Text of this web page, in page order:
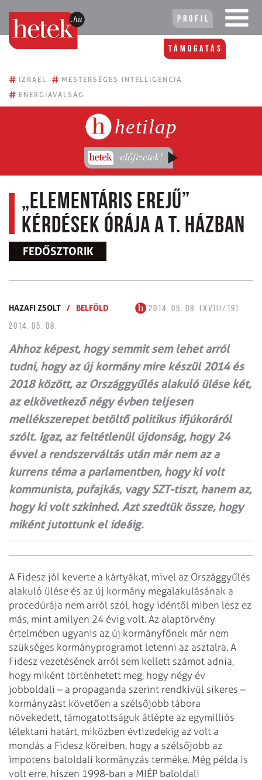
Profil
Támogatás
# IZRAEL # MESTERSÉGES INTELLIGENCIA
# ENERGIAVÁLSÁG
hetilap
„Elementáris erejű”
kérdések órája a T. Házban
FEDŐSZTORIK
HAZAFI ZSOLT / BELFÖLD
2014. 05. 09. (XVIII/19)
2014. 05. 08.
Ahhoz képest, hogy semmit sem lehet arról
tudni, hogy az új kormány mire készül 2014 és
2018 között, az Országgyűlés alakuló ülése két,
az elkövetkező négy évben teljesen
mellékszerepet betöltő politikus ifjúkoráról
szólt. Igaz, az feltétlenül újdonság, hogy 24
évvel a rendszerváltás után már nem az a
kurrens téma a parlamentben, hogy ki volt
kommunista, pufajkás, vagy SZT-tiszt, hanem az,
hogy ki volt szkinhed. Azt szedtük össze, hogy
miként jutottunk el ideáig.
A Fidesz jól keverte a kártyákat, mivel az Országgyűlés
alakuló ülése és az új kormány megalakulásának a
procedúrája nem arról szól, hogy idéntől miben lesz ez
más, mint amilyen 24 évig volt. Az alaptörvény
értelmében ugyanis az új kormányfőnek már nem
szükséges kormányprogramot letenni az asztalra. A
Fidesz vezetésének arról sem kellett számot adnia,
hogy miként történhetett meg, hogy négy év
jobboldali – a propaganda szerint rendkívül sikeres –
kormányzást követően a szélsőjobb tábora
növekedett, támogatottságuk átlépte az egymilliós
lélektani határt, miközben évtizedekig az volt a
mondás a Fidesz köreiben, hogy a szélsőjobb az
impotens baloldali kormányzás terméke. Még példa is
volt erre, hiszen 1998-ban a MIÉP baloldali